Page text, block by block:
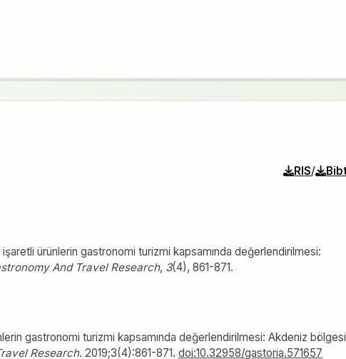
RIS/
işaretli ürünlerin gastronomi turizmi kapsamında değerlendirilmesi:
And Travel Research, 3(4), 861-871.
gastronomi turizmi kapsamında değerlendirilmesi: Akdeniz bölgesi
Research. 2019;3(4):861-871. doi:10.32958/gastoria.571657